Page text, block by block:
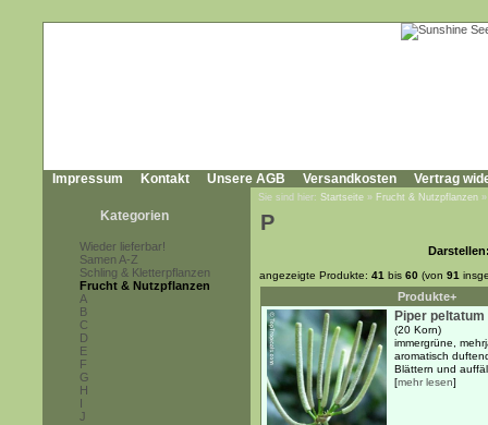
Impressum Kontakt Unsere AGB Versandkosten Vertrag
Kategorien
Wieder lieferbar!
Samen A-Z
Schling & Kletterpflanzen
Frucht & Nutzpflanzen
A
B
C
D
E
F
G
H
I
J
Sie sind hier: Startseite » Frucht & Nutzpflanzen
P
angezeigte Produkte: 41 bis 60 (von 91
Produkte+
Piper peltatum
(20 Korn)
immergrüne,
aromatisch
Blättern und
[mehr lesen]